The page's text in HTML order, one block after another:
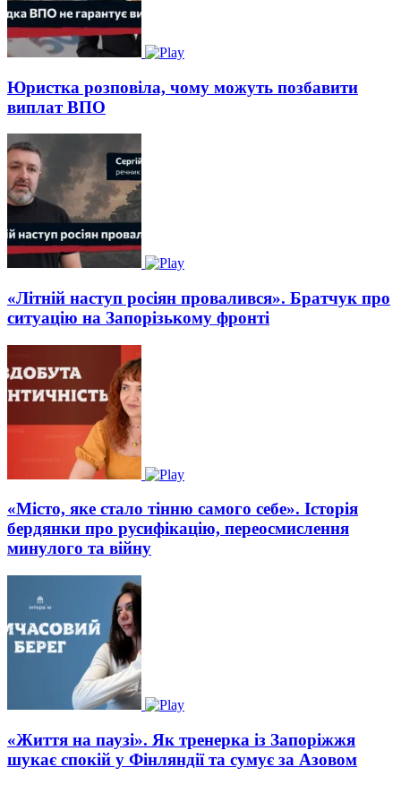
Юристка розповіла, чому можуть позбавити
виплат ВПО
«Літній наступ росіян провалився». Братчук про
ситуацію на Запорізькому фронті
«Місто, яке стало тінню самого себе». Історія
бердянки про русифікацію, переосмислення
минулого та війну
«Життя на паузі». Як тренерка із Запоріжжя
шукає спокій у Фінляндії та сумує за Азовом